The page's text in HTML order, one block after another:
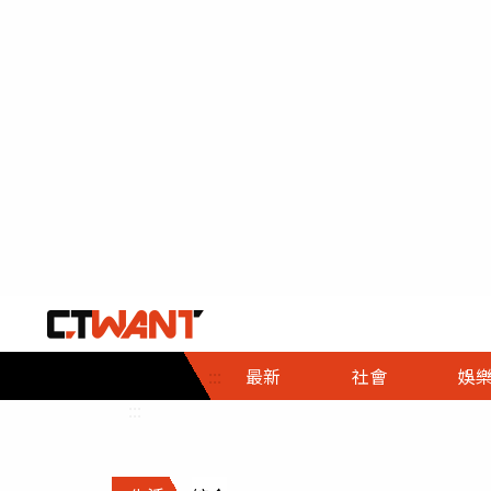
::: 最新 社會
社會首頁
時事
調查
娛樂
娛樂首頁
即時
財經首頁
熱線
政